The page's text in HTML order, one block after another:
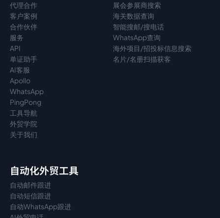
代理合作
客户案例
合作伙伴
服务
API
单证助手
AI客服
Apollo
WhatsApp
PingPong
工具导航
外贸学院
关于我们
展会参展商搜索
海关数据查询
智能搜邮/搜电话
WhatsApp查询
海外项目/招投标信息搜索
名片/名册扫描获客
自动化外贸工具
自动邮件跟进
自动短信跟进
自动WhatsApp跟进